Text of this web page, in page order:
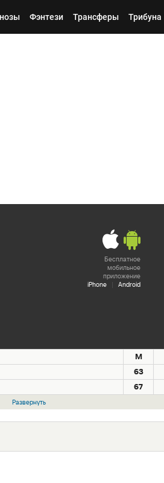
Фэнтези Трансферы Трибуна
Бесплатное
мобильное
приложение
iPhone
| Android
М
63
67
Развернуть